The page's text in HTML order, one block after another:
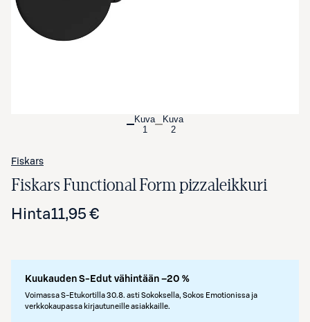
Kuva
1
Kuva
2
Fiskars
Fiskars Functional Form pizzaleikkuri
Hinta11,95 €
Kuukauden S-Edut vähintään –20 %
Voimassa S-Etukortilla 30.8. asti Sokoksella, Sokos Emotionissa ja
verkkokaupassa kirjautuneille asiakkaille.